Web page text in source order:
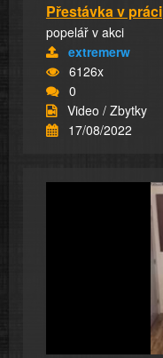
Přestávka v práci
popelář v akci
extremerw
6126x
0
Video / Zbytky
17/08/2022